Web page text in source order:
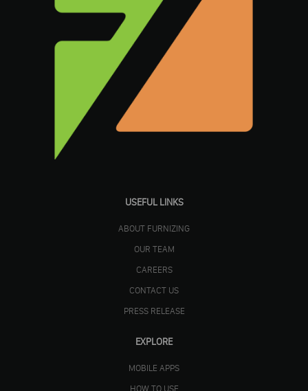
USEFUL LINKS
ABOUT FURNIZING
OUR TEAM
CAREERS
CONTACT US
PRESS RELEASE
EXPLORE
MOBILE APPS
HOW TO USE